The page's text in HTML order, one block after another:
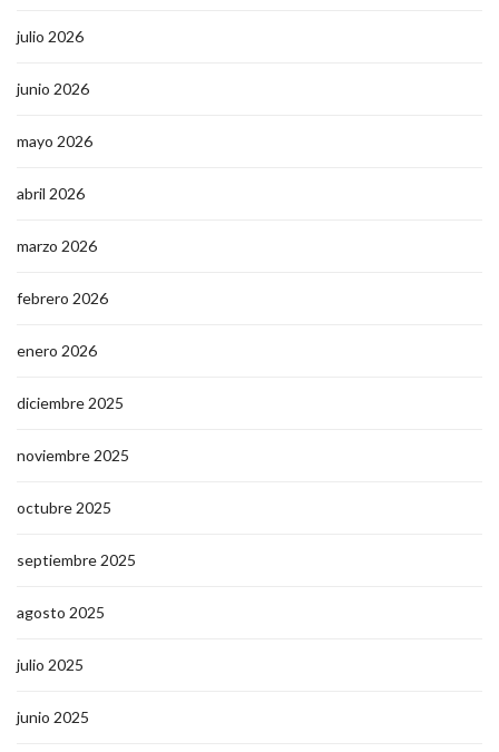
julio 2026
junio 2026
mayo 2026
abril 2026
marzo 2026
febrero 2026
enero 2026
diciembre 2025
noviembre 2025
octubre 2025
septiembre 2025
agosto 2025
julio 2025
junio 2025